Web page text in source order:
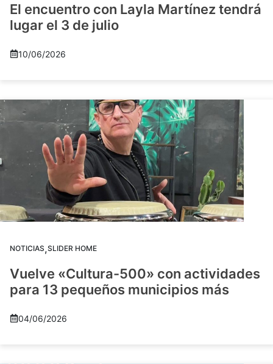
El encuentro con Layla Martínez tendrá
lugar el 3 de julio
10/06/2026
NOTICIAS,SLIDER HOME
Vuelve «Cultura-500» con actividades
para 13 pequeños municipios más
04/06/2026